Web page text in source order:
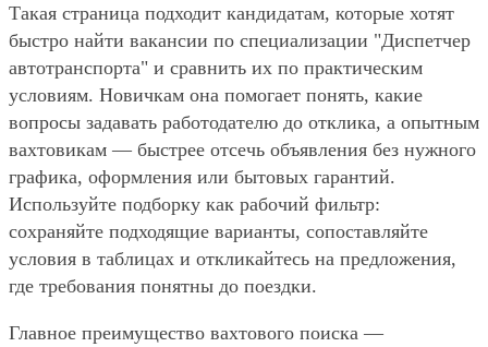
Такая страница подходит кандидатам, которые хотят
быстро найти вакансии по специализации "Диспетчер
автотранспорта" и сравнить их по практическим
условиям. Новичкам она помогает понять, какие
вопросы задавать работодателю до отклика, а опытным
вахтовикам — быстрее отсечь объявления без нужного
графика, оформления или бытовых гарантий.
Используйте подборку как рабочий фильтр:
сохраняйте подходящие варианты, сопоставляйте
условия в таблицах и откликайтесь на предложения,
где требования понятны до поездки.
Главное преимущество вахтового поиска —